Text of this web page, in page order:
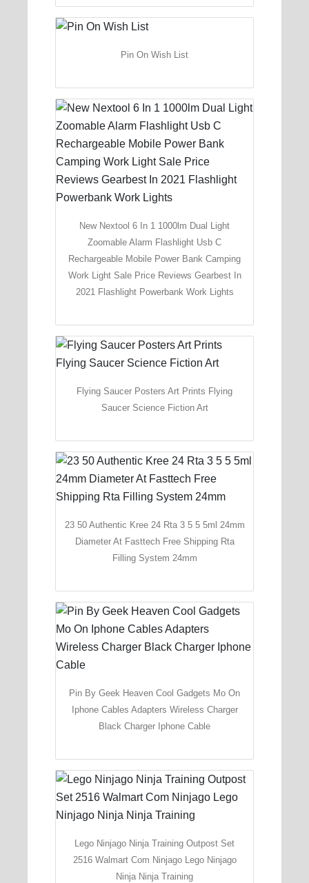
Pin On Wish List
New Nextool 6 In 1 1000lm Dual Light
Zoomable Alarm Flashlight Usb C
Rechargeable Mobile Power Bank Camping
Work Light Sale Price Reviews Gearbest In
2021 Flashlight Powerbank Work Lights
Flying Saucer Posters Art Prints Flying
Saucer Science Fiction Art
23 50 Authentic Kree 24 Rta 3 5 5 5ml 24mm
Diameter At Fasttech Free Shipping Rta
Filling System 24mm
Pin By Geek Heaven Cool Gadgets Mo On
Iphone Cables Adapters Wireless Charger
Black Charger Iphone Cable
Lego Ninjago Ninja Training Outpost Set
2516 Walmart Com Ninjago Lego Ninjago
Ninja Ninja Training